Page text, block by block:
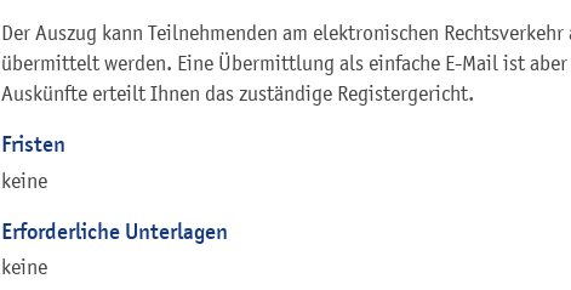
Der Auszug kann Teilnehmenden am elektronischen
übermittelt werden. Eine Übermittlung als einfache E-Mail ist
Auskünfte erteilt Ihnen das zuständige Registergericht.
Fristen
keine
Erforderliche Unterlagen
keine